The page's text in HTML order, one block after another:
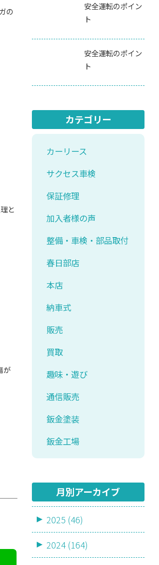
の
と
が
安全運転のポイン
ト
安全運転のポイン
ト
カテゴリー
カーリース
サクセス車検
保証修理
加入者様の声
整備・車検・部品取付
春日部店
本店
納車式
販売
買取
趣味・遊び
通信販売
鈑金塗装
鈑金工場
月別アーカイブ
2025 (46)
2024 (164)